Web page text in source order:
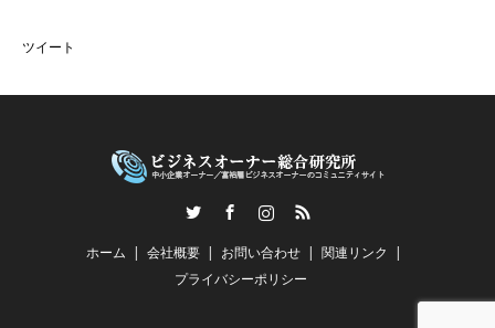
ツイート
InstagramRSS
ホーム 会社概要 お問い合わせ
関連リンク
プライバシーポリシー